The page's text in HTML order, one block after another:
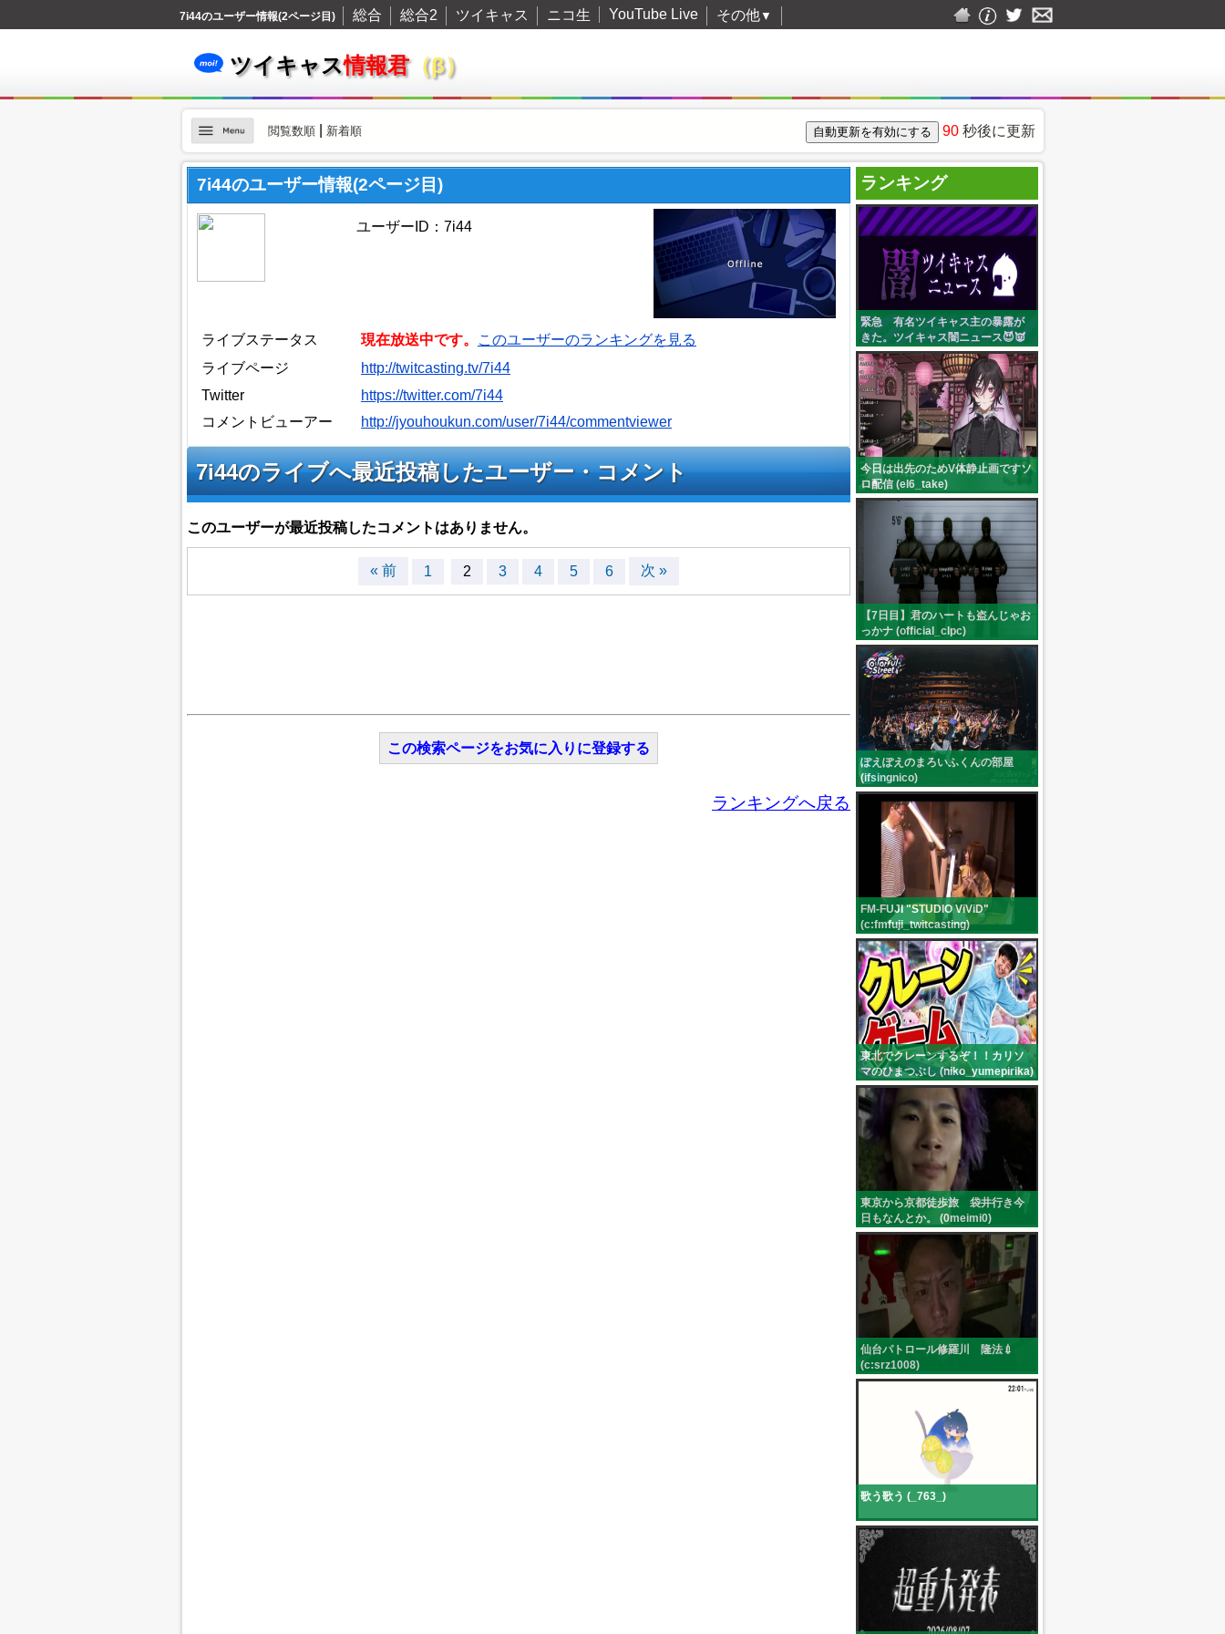
7i44のユーザー情報(2ページ目) 総合 総合2 ツイキャス ニコ生 YouTube Live その他▼
ツイキャス情報君（β）
閲覧数順| 新着順 90秒後に更新
7i44のユーザー情報(2ページ目)
ユーザーID：7i44
ライブステータス 現在放送中です。
このユーザーのランキングを見る
ライブページ
http://twitcasting.tv/7i44
Twitter
https://twitter.com/7i44
コメントビューアー
http://jyouhoukun.com/user/7i44/commentviewer
7i44のライブへ最近投稿したユーザー・コメント
このユーザーが最近投稿したコメントはありません。
« 前 1 2 3 4 5 6 次 »
この検索ページをお気に入りに登録する
ランキングへ戻る
ランキング
緊急 有名ツイキャス主の暴露が
きた。ツイキャス闇ニュース😈👿
👿 (korekore_ch)
今日は出先のためV体静止画ですソ
ロ配信 (el6_take)
【7日目】君のハートも盗んじゃお
っかナ (official_clpc)
ぽえぽえのまろいふくんの部屋
(ifsingnico)
FM-FUJI "STUDIO ViViD"
(c:fmfuji_twitcasting)
東北でクレーンするぞ！！カリソ
マのひまつぶし (niko_yumepirika)
東京から京都徒歩旅 袋井行き今
日もなんとか。 (0meimi0)
仙台パトロール修羅川 隆法💉
(c:srz1008)
歌う歌う (_763_)